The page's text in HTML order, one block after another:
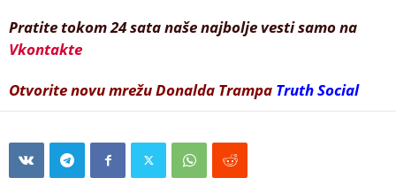
Pratite tokom 24 sata naše najbolje vesti samo na
Vkontakte
Otvorite novu mrežu Donalda Trampa Truth Social